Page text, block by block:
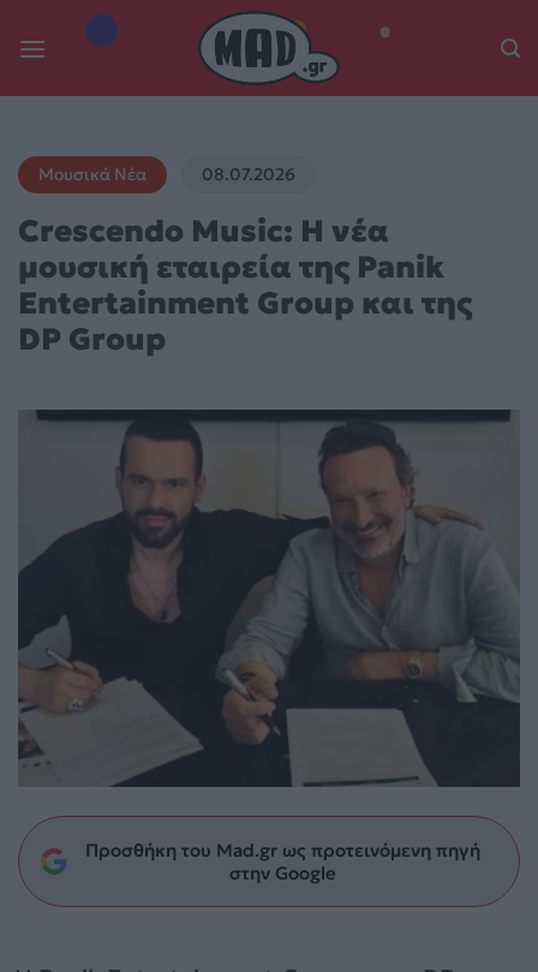
Μουσικά Νέα 08.07.2026
Crescendo Music: Η νέα
μουσική εταιρεία της Panik
Entertainment Group και της
DP Group
Προσθήκη του Mad.gr ως προτεινόμενη πηγή
στην Google